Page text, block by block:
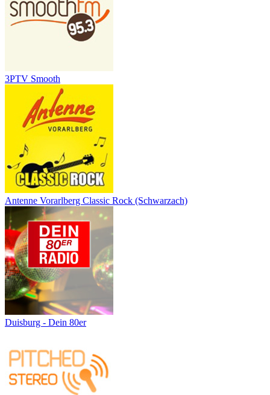
3PTV Smooth
Antenne Vorarlberg Classic Rock (Schwarzach)
Duisburg - Dein 80er